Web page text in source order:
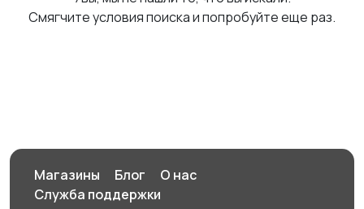
Смягчите условия поиска и попробуйте еще раз.
Магазины Блог
О нас
Служба поддержки